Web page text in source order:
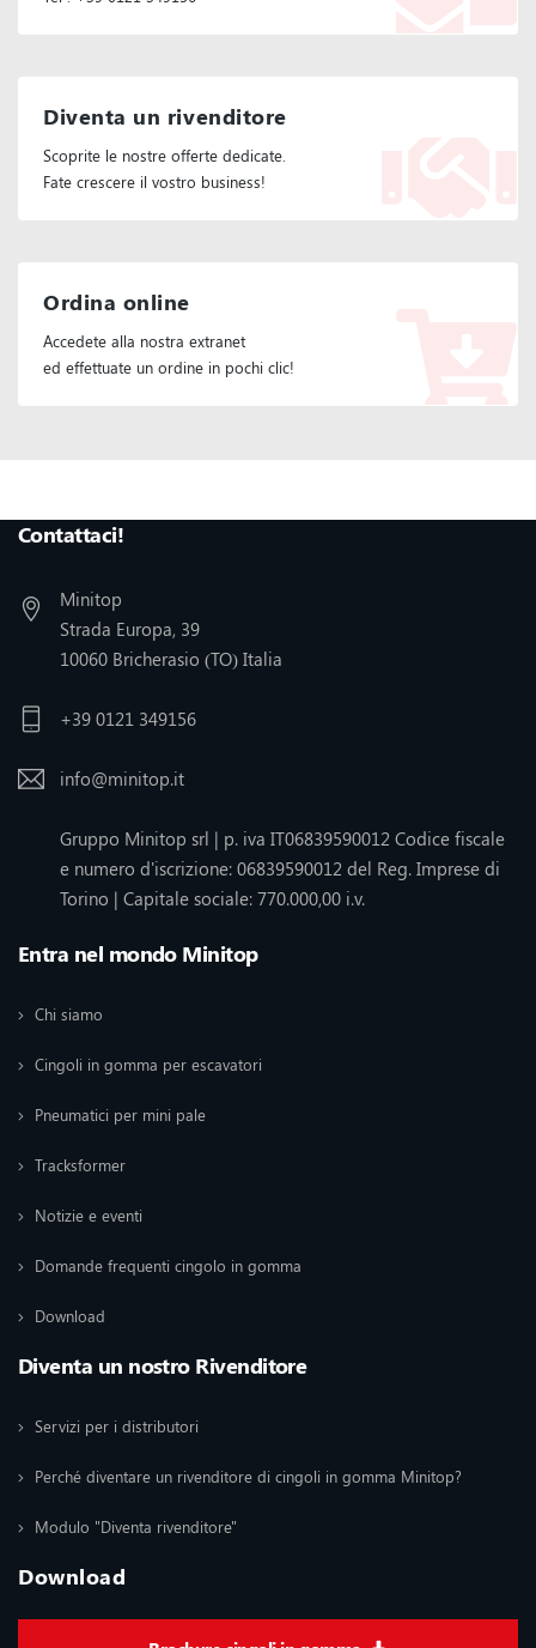
Diventa un rivenditore
Scoprite le nostre offerte dedicate.
Fate crescere il vostro business!
Ordina online
Accedete alla nostra extranet
ed effettuate un ordine in pochi clic!
Contattaci!
Minitop
Strada Europa, 39
10060 Bricherasio (TO) Italia
+39 0121 349156
info@minitop.it
Gruppo Minitop srl | p. iva IT06839590012 Codice fiscale
e numero d'iscrizione: 06839590012 del Reg. Imprese di
Torino | Capitale sociale: 770.000,00 i.v.
Entra nel mondo Minitop
Chi siamo
Cingoli in gomma per escavatori
Pneumatici per mini pale
Tracksformer
Notizie e eventi
Domande frequenti cingolo in gomma
Download
Diventa un nostro Rivenditore
Servizi per i distributori
Perché diventare un rivenditore di cingoli in gomma Minitop?
Modulo "Diventa rivenditore"
Download